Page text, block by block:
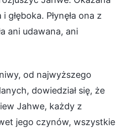
głęboka. Płynęła ona z
ani udawana, ani
od najwyższego
dowiedział się, że
Jahwe, każdy z
jego czynów, wszystkie